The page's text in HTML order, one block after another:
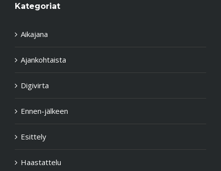
Kategoriat
Aikajana
Ajankohtaista
Digivirta
Ennen-jälkeen
Esittely
Haastattelu